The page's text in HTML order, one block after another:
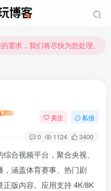
需求，我们将尽快为您处理。
需求，我们将尽快为您处理。
关注 私信
0 1124 3400
合视频平台，聚合央视、
涵盖体育赛事、热门剧
版内容。应用支持 4K/8K